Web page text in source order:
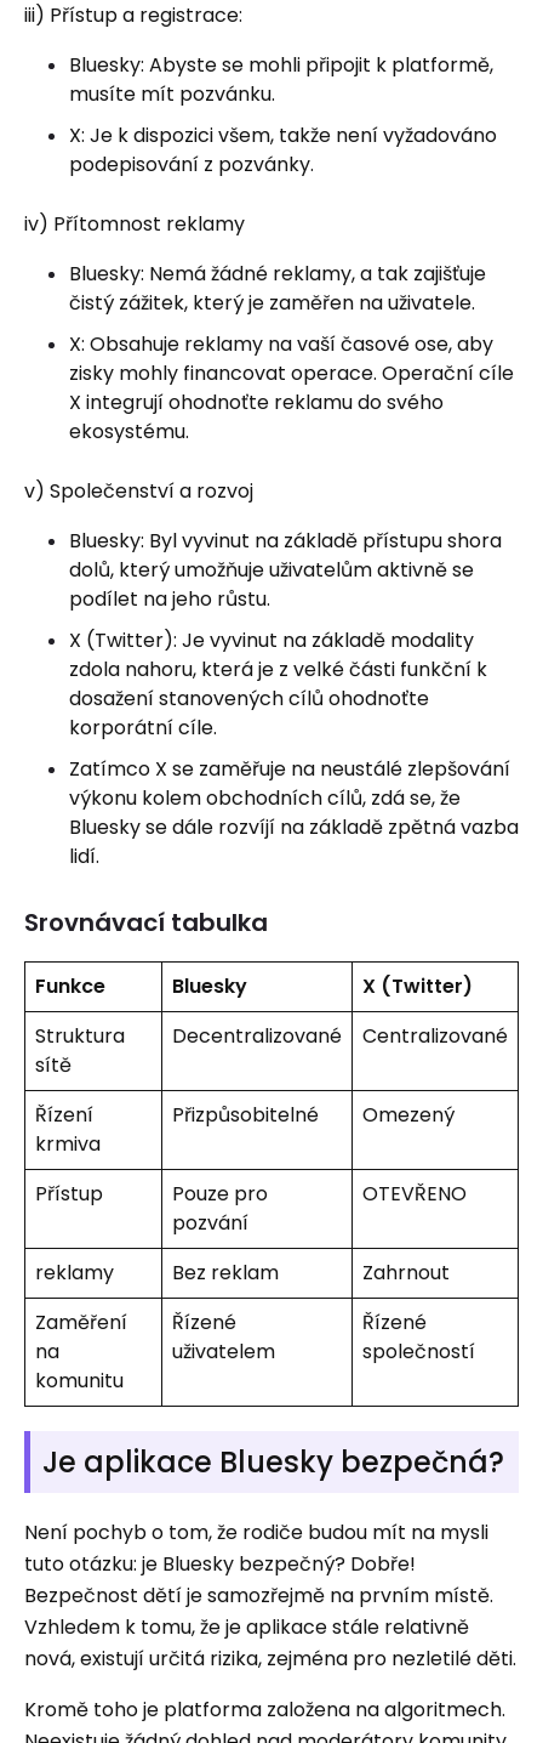
iii) Přístup a registrace:
Bluesky: Abyste se mohli připojit k platformě,
musíte mít pozvánku.
X: Je k dispozici všem, takže není vyžadováno
podepisování z pozvánky.
iv) Přítomnost reklamy
Bluesky: Nemá žádné reklamy, a tak zajišťuje
čistý zážitek, který je zaměřen na uživatele.
X: Obsahuje reklamy na vaší časové ose, aby
zisky mohly financovat operace. Operační cíle
X integrují ohodnoťte reklamu do svého
ekosystému.
v) Společenství a rozvoj
Bluesky: Byl vyvinut na základě přístupu shora
dolů, který umožňuje uživatelům aktivně se
podílet na jeho růstu.
X (Twitter): Je vyvinut na základě modality
zdola nahoru, která je z velké části funkční k
dosažení stanovených cílů ohodnoťte
korporátní cíle.
Zatímco X se zaměřuje na neustálé zlepšování
výkonu kolem obchodních cílů, zdá se, že
Bluesky se dále rozvíjí na základě zpětná vazba
lidí.
Srovnávací tabulka
Funkce Bluesky
X (Twitter)
Struktura
sítě
Decentralizované Centralizované
Řízení
krmiva
Přizpůsobitelné Omezený
Přístup
Pouze pro
pozvání
OTEVŘENO
reklamy Bez reklam
Zahrnout
Zaměření
na
komunitu
Řízené
uživatelem
Řízené
společností
Je aplikace Bluesky bezpečná?
Není pochyb o tom, že rodiče budou mít na mysli
tuto otázku: je Bluesky bezpečný? Dobře!
Bezpečnost dětí je samozřejmě na prvním místě.
Vzhledem k tomu, že je aplikace stále relativně
nová, existují určitá rizika, zejména pro nezletilé děti.
Kromě toho je platforma založena na algoritmech.